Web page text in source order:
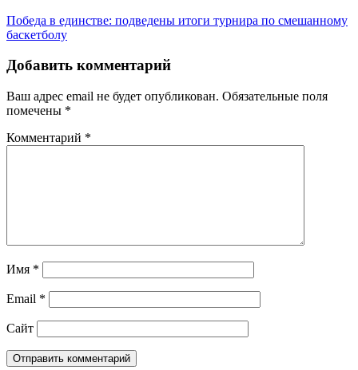
Победа в единстве: подведены итоги турнира по смешанному
баскетболу
Добавить комментарий
Ваш адрес email не будет опубликован. Обязательные поля
помечены *
Комментарий *
Имя *
Email *
Сайт